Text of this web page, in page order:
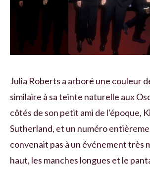
Julia Roberts a arboré une couleur
similaire à sa teinte naturelle aux
côtés de son petit ami de l'époque,
Sutherland, et un numéro
convenait pas à un événement très
haut, les manches longues et le